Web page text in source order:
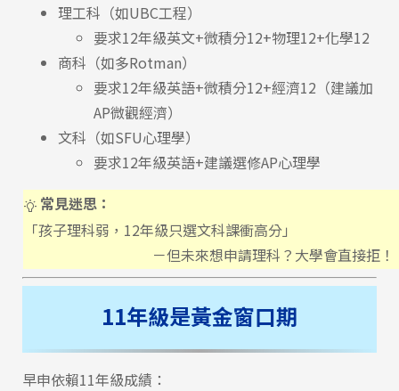
理工科（如UBC工程）
要求12年級英文+微積分12+物理12+化學12
商科（如多Rotman）
要求12年級英語+微積分12+經濟12（建議加
AP微觀經濟）
文科（如SFU心理學）
要求12年級英語+建議選修AP心理學
常見迷思：
「孩子理科弱，12年級只選文科課衝高分」
－但未來想申請理科？大學會直接拒！
11年級是黃金窗口期
早申依賴11年級成績：